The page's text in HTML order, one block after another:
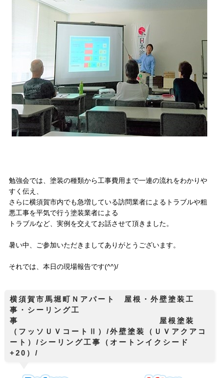
勉強会では、塗装の種類から工事費用まで一連の流れをわかりや
すく伝え、
さらに横須賀市内でも急増している訪問業者によるトラブルや粗
悪工事を平気で行う塗装業者による
トラブルなど、実例を交えてお話させて頂きました。
暑い中、ご参加いただきましてありがとうございます。
それでは、本日の現場報告です(^^)/
横須賀市馬堀町Ｎアパート 屋根・外壁塗装工
事・シーリング工
事 屋根塗装
（フッソＵＶコートⅡ）/外壁塗装（ＵＶアクアコ
ート）/シーリング工事（オートンイクシード
+20）/